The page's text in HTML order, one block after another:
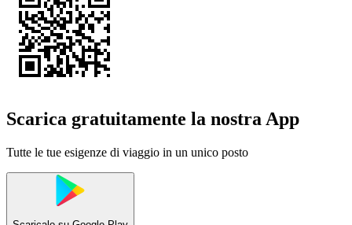
Scarica gratuitamente la nostra App
Tutte le tue esigenze di viaggio in un unico posto